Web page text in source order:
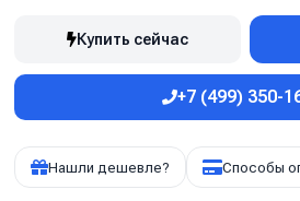
Купить сейчас
+7 (499) 350-
Нашли дешевле? Способы